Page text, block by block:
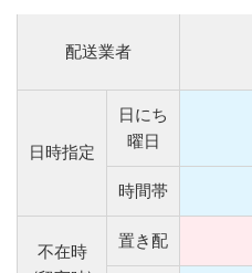
配送業者
日時指定
日にち
曜日
時間帯
不在時
置き配